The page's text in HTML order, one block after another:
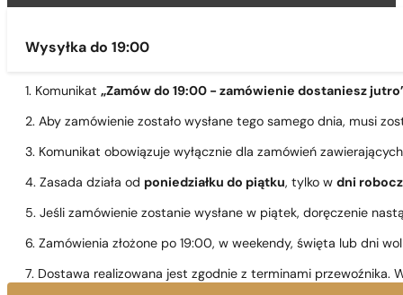
Wysyłka do 19:00
1. Komunikat „Zamów do 19:00 - zamówienie dostaniesz
2. Aby zamówienie zostało wysłane tego samego dnia, musi
3. Komunikat obowiązuje wyłącznie dla zamówień
4. Zasada działa od poniedziałku do piątku, tylko w dni
5. Jeśli zamówienie zostanie wysłane w piątek, doręczenie
6. Zamówienia złożone po 19:00, w weekendy, święta lub dni
7. Dostawa realizowana jest zgodnie z terminami przewoźnika.